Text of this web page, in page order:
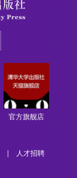
官方旗舰店
| 人才招聘